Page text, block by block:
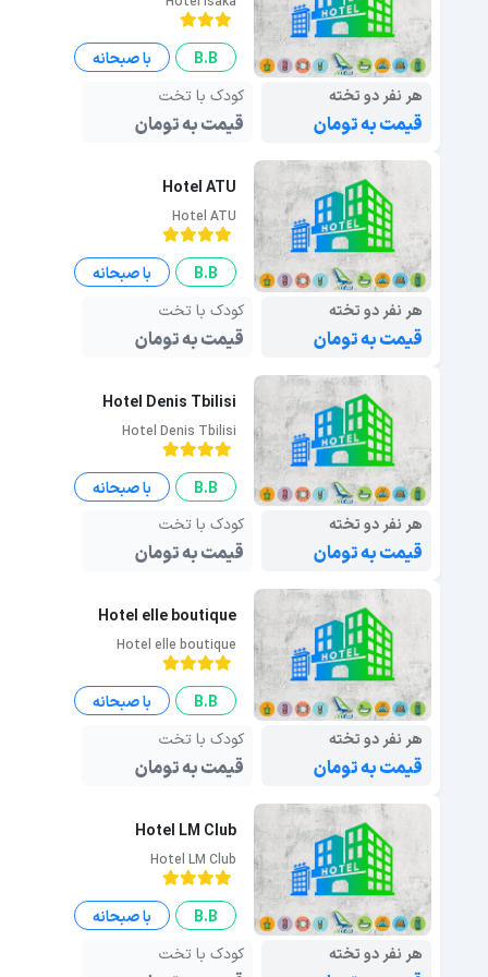
B.B
با صبحانه
هر نفر دو تخته
قیمت به تومان
کودک با تخت
قیمت به تومان
Hotel ATU
Hotel ATU
B.B
با صبحانه
هر نفر دو تخته
قیمت به تومان
کودک با تخت
قیمت به تومان
Hotel Denis Tbilisi
Hotel Denis Tbilisi
B.B
با صبحانه
هر نفر دو تخته
قیمت به تومان
کودک با تخت
قیمت به تومان
Hotel elle boutique
Hotel elle boutique
B.B
با صبحانه
هر نفر دو تخته
قیمت به تومان
کودک با تخت
قیمت به تومان
Hotel LM Club
Hotel LM Club
B.B
با صبحانه
هر نفر دو تخته
کودک با تخت